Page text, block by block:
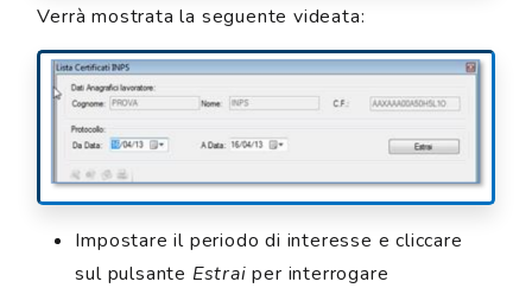
Verrà mostrata la seguente videata:
Impostare il periodo di interesse e cliccare
sul pulsante Estrai per interrogare